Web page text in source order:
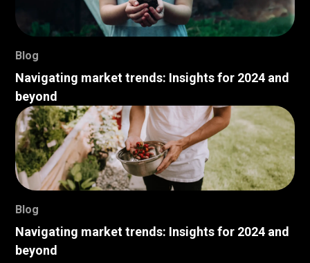
Blog
Navigating market trends: Insights for 2024 and
beyond
Blog
Navigating market trends: Insights for 2024 and
beyond